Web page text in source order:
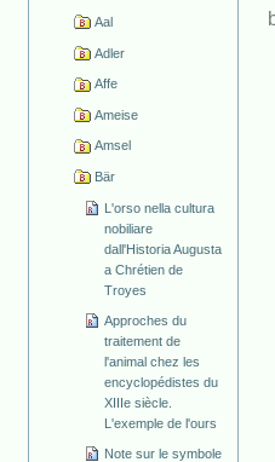
Aal
Adler
Affe
Ameise
Amsel
Bär
L'orso nella cultura
nobiliare
dall'Historia Augusta
a Chrétien de
Troyes
Approches du
traitement de
l'animal chez les
encyclopédistes du
XIIIe siècle.
L'exemple de l'ours
Note sur le symbole